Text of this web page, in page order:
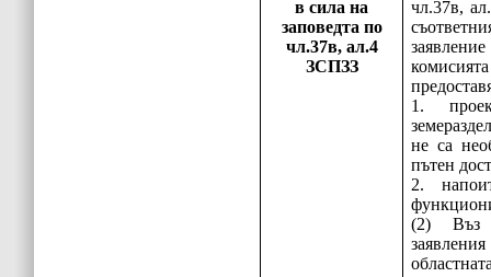
в сила на
заповедта по
чл.37в, ал.4
ЗСПЗЗ
чл.37в,
1.
не са
пътен
2.
(2) Въз